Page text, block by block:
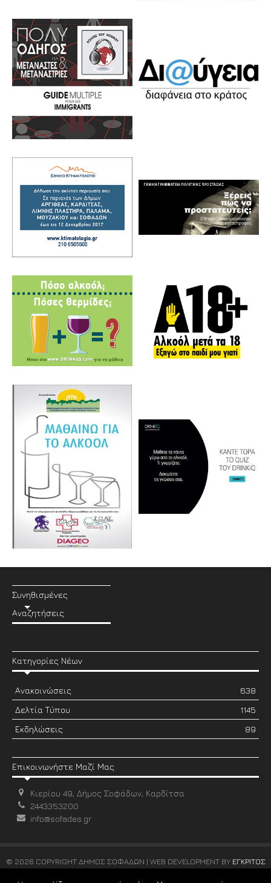
Συνηθισμένες
Αναζητήσεις
Κατηγορίες Νέων
Ανακοινώσεις
638
Δελτία Τύπου
1145
Εκδηλώσεις
89
Επικοινωνήστε Μαζί Μας
Κιερίου 49, Δήμος Σοφάδων, Καρδίτσα
2443353200
info@sofades.gr
© 2026 COPYRIGHT ΔΗΜΟΣ ΣΟΦΑΔΩΝ | WEB DEVELOPMENT BY ΕΓΚΡΙΤΟΣ